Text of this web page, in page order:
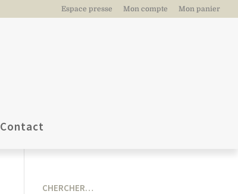
Espace presse Mon compte Mon panier
Contact
CHERCHER…